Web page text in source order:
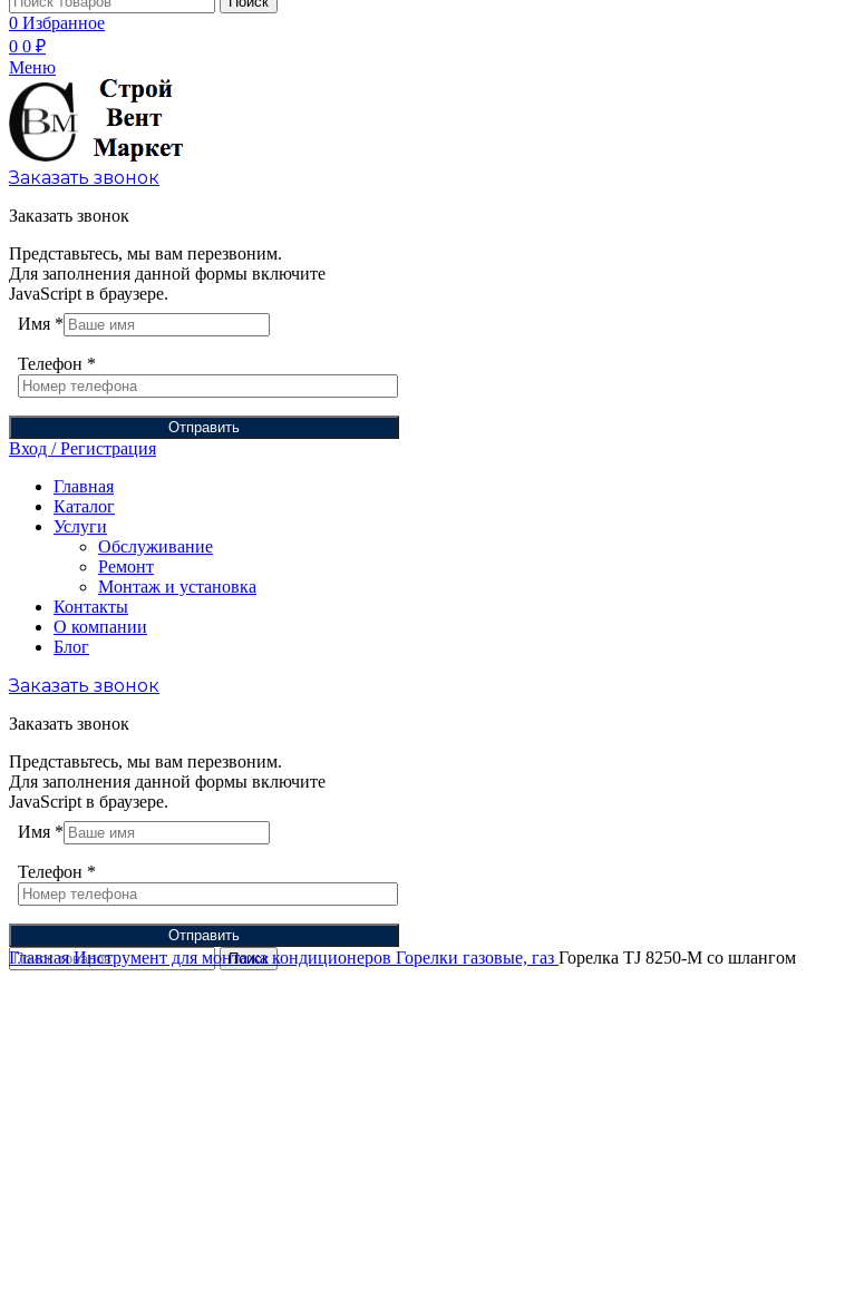
0 Избранное
0 0 ₽
Меню
Заказать звонок
Заказать звонок
Представьтесь, мы вам перезвоним.
Для заполнения данной формы включите
JavaScript в браузере.
Имя *
Телефон *
Отправить
Вход / Регистрация
Главная
Каталог
Услуги
Обслуживание
Ремонт
Монтаж и установка
Контакты
О компании
Блог
Заказать звонок
Заказать звонок
Представьтесь, мы вам перезвоним.
Для заполнения данной формы включите
JavaScript в браузере.
Имя *
Телефон *
Отправить
Поиск
ГлавнаяИнструмент для монтажа кондиционеров Горелки газовые, газ Горелка TJ 8250-M со шлангом